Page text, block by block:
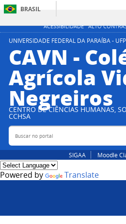
ACESSIBILIDADE ALTO
BRASIL
UNIVERSIDADE FEDERAL DA PARAÍBA -
CAVN -
Agrícola
Negreiros
CENTRO DE CIÊNCIAS HUMANAS,
CCHSA
Buscar no portal
SIGAA Moodle
Powered by Translate